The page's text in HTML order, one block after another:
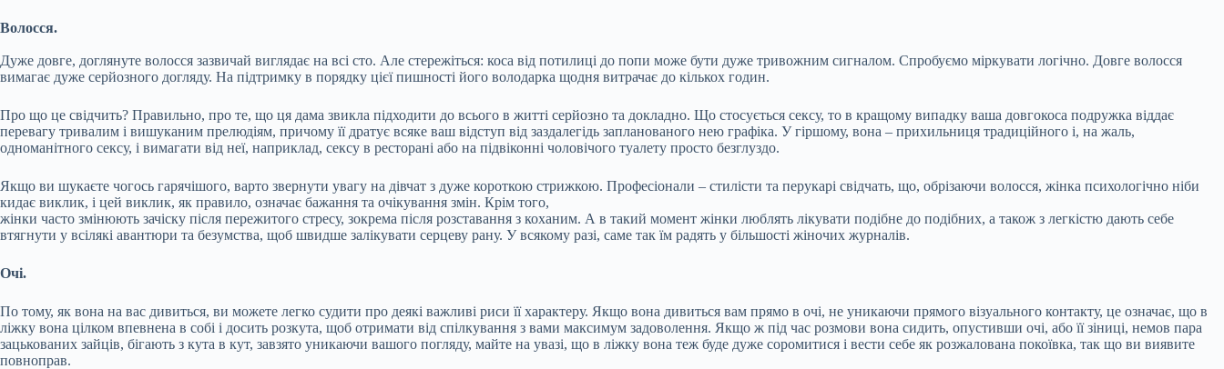
Волосся.
Дуже довге, доглянуте волосся зазвичай виглядає на всі сто. Але стережіться: коса від потилиці до попи може бути дуже тривожним сигналом. Спробуємо міркувати логічно. Довге волосся
вимагає дуже серйозного догляду. На підтримку в порядку цієї пишності його володарка щодня витрачає до кількох годин.
Про що це свідчить? Правильно, про те, що ця дама звикла підходити до всього в житті серйозно та докладно. Що стосується сексу, то в кращому випадку ваша довгокоса подружка віддає
перевагу тривалим і вишуканим прелюдіям, причому її дратує всяке ваш відступ від заздалегідь запланованого нею графіка. У гіршому, вона – прихильниця традиційного і, на жаль,
одноманітного сексу, і вимагати від неї, наприклад, сексу в ресторані або на підвіконні чоловічого туалету просто безглуздо.
Якщо ви шукаєте чогось гарячішого, варто звернути увагу на дівчат з дуже короткою стрижкою. Професіонали – стилісти та перукарі свідчать, що, обрізаючи волосся, жінка психологічно ніби
кидає виклик, і цей виклик, як правило, означає бажання та очікування змін. Крім того,
жінки часто змінюють зачіску після пережитого стресу, зокрема після розставання з коханим. А в такий момент жінки люблять лікувати подібне до подібних, а також з легкістю дають себе
втягнути у всілякі авантюри та безумства, щоб швидше залікувати серцеву рану. У всякому разі, саме так їм радять у більшості жіночих журналів.
Очі.
По тому, як вона на вас дивиться, ви можете легко судити про деякі важливі риси її характеру. Якщо вона дивиться вам прямо в очі, не уникаючи прямого візуального контакту, це означає, що в
ліжку вона цілком впевнена в собі і досить розкута, щоб отримати від спілкування з вами максимум задоволення. Якщо ж під час розмови вона сидить, опустивши очі, або її зіниці, немов пара
зацькованих зайців, бігають з кута в кут, завзято уникаючи вашого погляду, майте на увазі, що в ліжку вона теж буде дуже соромитися і вести себе як розжалована покоївка, так що ви виявите
повноправ.